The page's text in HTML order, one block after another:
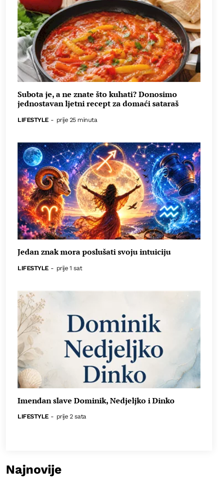
Subota je, a ne znate što kuhati? Donosimo
jednostavan ljetni recept za domaći sataraš
LIFESTYLE - prije 25 minuta
Jedan znak mora poslušati svoju intuiciju
LIFESTYLE - prije 1 sat
Imendan slave Dominik, Nedjeljko i Dinko
LIFESTYLE - prije 2 sata
Najnovije